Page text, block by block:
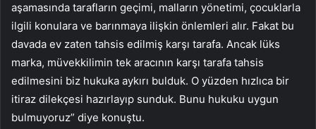
aşamasında tarafların geçimi, malların yönetimi, çocuklarla
ilgili konulara ve barınmaya ilişkin önlemleri alır. Fakat bu
davada ev zaten tahsis edilmiş karşı tarafa. Ancak lüks
marka, müvekkilimin tek aracının karşı tarafa tahsis
edilmesini biz hukuka aykırı bulduk. O yüzden hızlıca bir
itiraz dilekçesi hazırlayıp sunduk. Bunu hukuku uygun
bulmuyoruz” diye konuştu.